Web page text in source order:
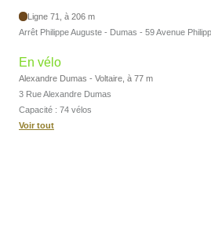
Ligne 71, à 206 m
Arrêt Philippe Auguste - Dumas - 59 Avenue
En vélo
Alexandre Dumas - Voltaire, à 77 m
3 Rue Alexandre Dumas
Capacité : 74 vélos
Voir tout